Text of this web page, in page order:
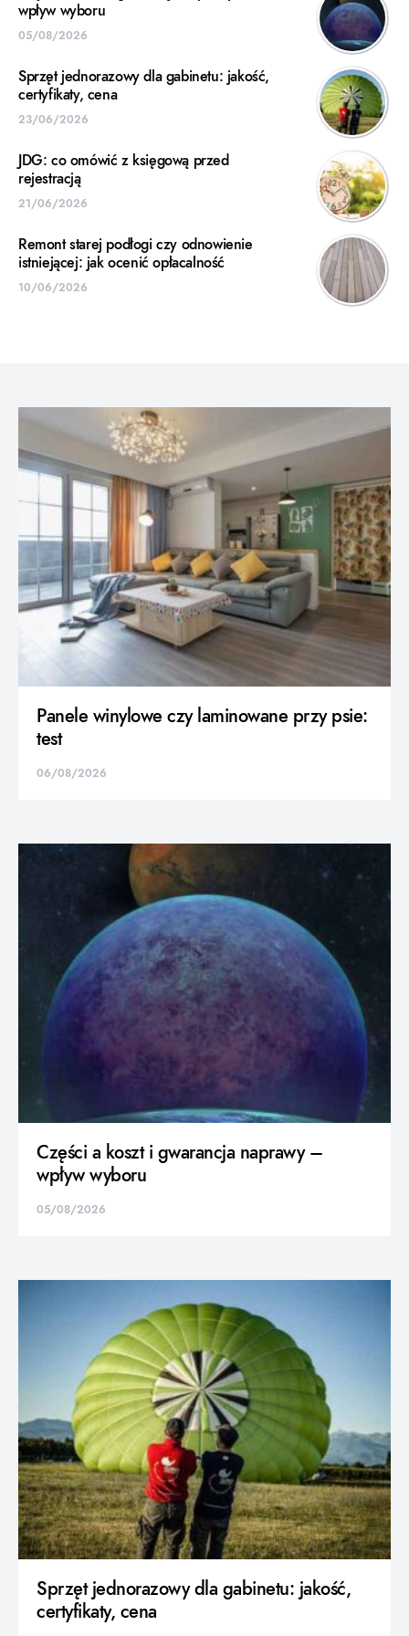
wpływ wyboru
05/08/2026
Sprzęt jednorazowy dla gabinetu: jakość,
certyfikaty, cena
23/06/2026
JDG: co omówić z księgową przed
rejestracją
21/06/2026
Remont starej podłogi czy odnowienie
istniejącej: jak ocenić opłacalność
10/06/2026
Panele winylowe czy laminowane przy psie:
test
06/08/2026
Części a koszt i gwarancja naprawy –
wpływ wyboru
05/08/2026
Sprzęt jednorazowy dla gabinetu: jakość,
certyfikaty, cena